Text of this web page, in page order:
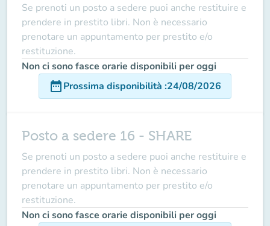
Se prenoti un posto a sedere puoi anche restituire e
prendere in prestito libri. Non è necessario
prenotare un appuntamento per prestito e/o
restituzione.
Non ci sono fasce orarie disponibili per oggi
date_rangeProssima disponibilità :24/08/2026
Posto a sedere 16 - SHARE
Se prenoti un posto a sedere puoi anche restituire e
prendere in prestito libri. Non è necessario
prenotare un appuntamento per prestito e/o
restituzione.
Non ci sono fasce orarie disponibili per oggi